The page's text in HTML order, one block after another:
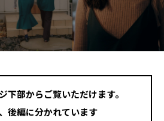
下部からご覧いただけます。
後編に分かれています